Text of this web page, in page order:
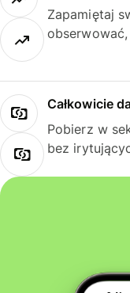
Zapamiętaj
Całkowicie
Pobierz w
bez